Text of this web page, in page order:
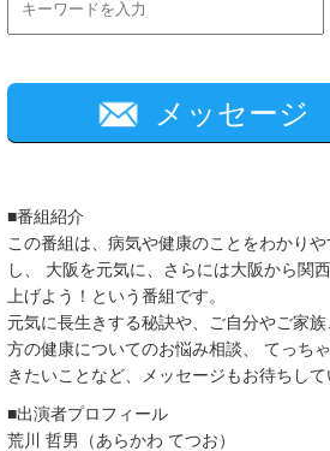
メッセージ
■番組紹介
この番組は、病気や健康のことをわかりや
し、 大阪を元気に、さらには大阪から関
上げよう！という番組です。
元気に長生きする秘訣や、ご自分やご家
方の健康についてのお悩み相談、 てっち
きたいことなど、メッセージもお待ちして
■出演者プロフィール
荒川 哲男（あらかわ てつお）